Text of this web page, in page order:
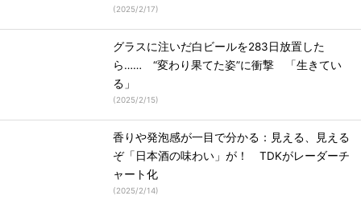
(2025/2/17)
グラスに注いだ白ビールを283日放置した
ら…… “変わり果てた姿”に衝撃 「生きてい
る」
(2025/2/15)
香りや発泡感が一目で分かる：見える、見える
ぞ「日本酒の味わい」が！ TDKがレーダーチ
ャート化
(2025/2/14)